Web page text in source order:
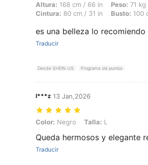
Altura: 168 cm / 66 in, Peso: 71 kg / 157
Altura: 168 cm / 66 in Peso: 71
Cintura: 80 cm / 31 in Busto: 100
es una belleza lo recomiendo
Traducir
Desde SHEIN US Programa de puntos
l***z 13 Jan,2026
Color: Negro, Talla: L
Color: Negro Talla: L
Queda hermosos y elegante
Traducir